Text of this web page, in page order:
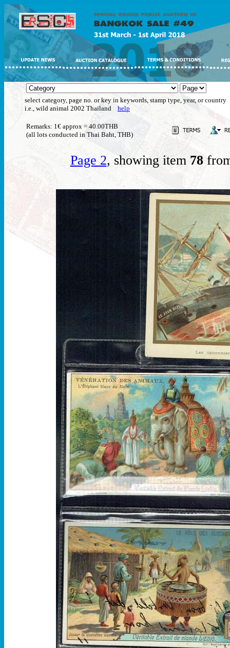
select category, page no. or key in keywords, stamp type, year, or country
i.e., wild animal 2002 Thailand help
Remarks: 1€ approx = 40.00THB
(all lots conducted in Thai Baht, THB)
Page 2, showing item 78